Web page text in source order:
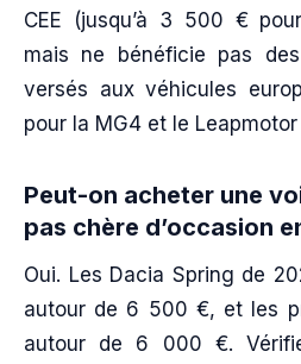
CEE (jusqu’à 3 500 €
mais ne bénéficie pas
versés aux véhicules
pour la MG4 et le
Peut-on acheter une
pas chère d’occasion
Oui. Les Dacia Spring de
autour de 6 500 €, et les
autour de 6 000 €.